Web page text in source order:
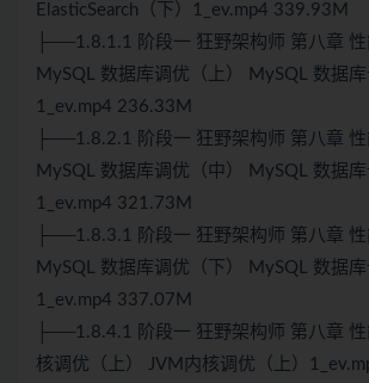
ElasticSearch（下）1_ev.mp4 339.93M
├──1.8.1.1 阶段一 狂野架构师 第八章
MySQL 数据库调优（上） MySQL 数据库
1_ev.mp4 236.33M
├──1.8.2.1 阶段一 狂野架构师 第八章
MySQL 数据库调优（中） MySQL 数据库
1_ev.mp4 321.73M
├──1.8.3.1 阶段一 狂野架构师 第八章
MySQL 数据库调优（下） MySQL 数据库
1_ev.mp4 337.07M
├──1.8.4.1 阶段一 狂野架构师 第八章
核调优（上） JVM内核调优（上）